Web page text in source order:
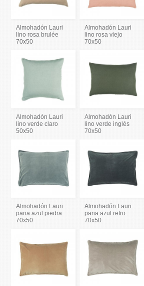
Almohadón Lauri
lino rosa brulée
70x50
Almohadón Lauri
lino rosa viejo
70x50
Almohadón Lauri
lino verde claro
50x50
Almohadón Lauri
lino verde inglés
70x50
Almohadón Lauri
pana azul piedra
70x50
Almohadón Lauri
pana azul retro
70x50